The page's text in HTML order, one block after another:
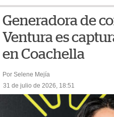
Generadora de
Ventura es
en Coachella
Por Selene Mejía
31 de julio de 2026, 18:51